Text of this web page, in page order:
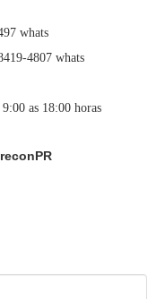
whats
4807 whats
as 18:00 horas